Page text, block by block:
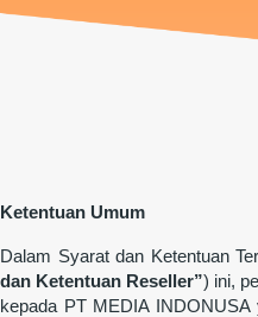
Ketentuan Umum
Dalam Syarat dan Ketentuan
dan Ketentuan Reseller”) ini,
kepada PT MEDIA